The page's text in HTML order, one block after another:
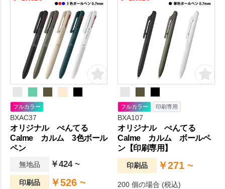
フルカラー
BXAC37
オリジナル ぺんてる
Calme カルム 3色ボール
ペン
無地品 ￥424 ~
印刷品 ￥526 ~
フルカラー 印刷専用
BXA107
オリジナル ぺんてる
Calme カルム ボールペ
ン【印刷専用】
印刷品 ￥271 ~
200 個の場合 (税込)